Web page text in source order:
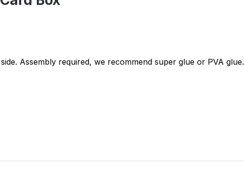
Assembly required, we recommend super glue or PVA glue.